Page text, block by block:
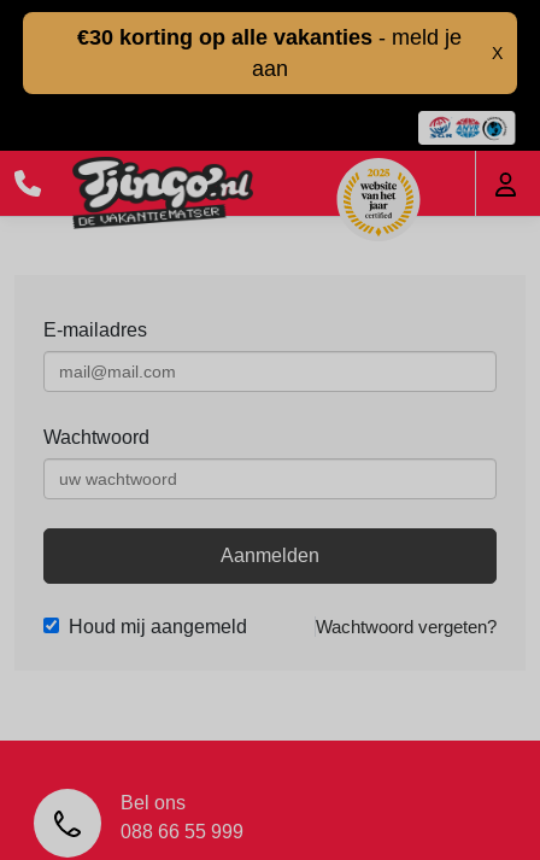
€30 korting op alle vakanties - meld je
aan
X
E-mailadres
Wachtwoord
Aanmelden
Houd mij aangemeld Wachtwoord vergeten?
Bel ons
088 66 55 999